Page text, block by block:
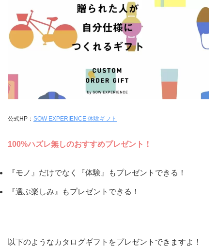
公式HP： SOW EXPERIENCE 体験ギフト
100%ハズレ無しのおすすめプレゼント！
『モノ』だけでなく『体験』もプレゼントできる！
『選ぶ楽しみ』もプレゼントできる！
以下のようなカタログギフトをプレゼントできますよ！